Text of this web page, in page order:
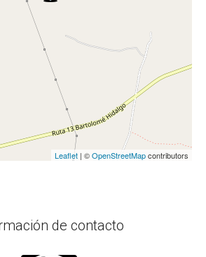
Leaflet | ©OpenStreetMapcontributors
de contacto